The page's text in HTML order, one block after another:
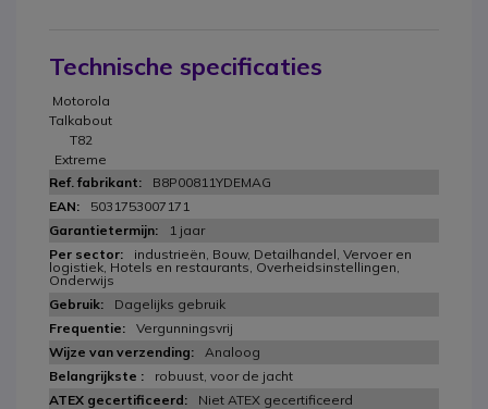
Technische specificaties
Motorola
Talkabout
T82
Extreme
B8P00811YDEMAG
5031753007171
1 jaar
industrieën, Bouw, Detailhandel, Vervoer en
logistiek, Hotels en restaurants, Overheidsinstellingen,
Onderwijs
Dagelijks gebruik
Vergunningsvrij
Analoog
robuust, voor de jacht
Niet ATEX gecertificeerd